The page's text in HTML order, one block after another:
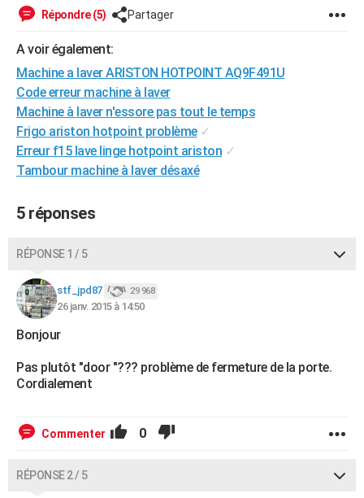
Alimentation
Guide de la santé
Maladies
Médicaments
Sommeil
VOYAGE
Destinations
City break
Voyage nature
Voyage de noces
Forum
Climat
+PHOTO
GUIDES D'ACHAT
BONS PLANS
CARTE DE VOEUX
Dictionnaire
Biographies
Citations
Expressions
Proverbes
PROGRAMME TV
COPAINS D'AVANT
S'inscrire
Se connecter
Lycées
Collèges
Primaires
Universités
Entreprises
Service militaire
Avis de recherche
AVIS DE DÉCÈS
FORUM
Répondre (5) Partager
A voir également:
Machine a laver ARISTON HOTPOINT AQ9F491U
Code erreur machine à laver
Machine à laver n'essore pas tout le temps
Frigo ariston hotpoint problème ✓
Erreur f15 lave linge hotpoint ariston ✓
Tambour machine à laver désaxé
5 réponses
RÉPONSE 1 / 5
stf_jpd87 29 968
26 janv. 2015 à 14:50
Bonjour
Pas plutôt "door "??? problème de fermeture de la porte.
Cordialement
Commenter 0
RÉPONSE 2 / 5